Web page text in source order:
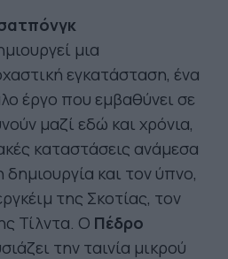
μια
εγκατάσταση, ένα
έργο που εμβαθύνει σε
μαζί εδώ και χρόνια,
καταστάσεις ανάμεσα
και τον ύπνο,
της Σκοτίας, τον
Τίλντα. Ο Πέδρο
την ταινία μικρού